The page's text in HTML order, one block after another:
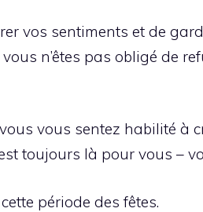
vos sentiments et de
n’êtes pas obligé de
vous sentez habilité à
toujours là pour vous –
période des fêtes.